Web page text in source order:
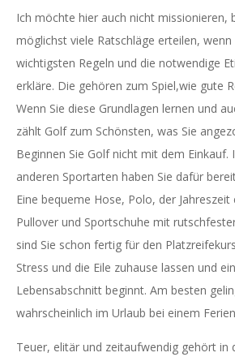
Ich möchte hier auch nicht missionieren,
möglichst viele Ratschläge erteilen, wenn
wichtigsten Regeln und die notwendige
erkläre. Die gehören zum Spiel,wie gute
Wenn Sie diese Grundlagen lernen und
zählt Golf zum Schönsten, was Sie
Beginnen Sie Golf nicht mit dem Einkauf.
anderen Sportarten haben Sie dafür
Eine bequeme Hose, Polo, der
Pullover und Sportschuhe mit
sind Sie schon fertig für den
Stress und die Eile zuhause lassen und
Lebensabschnitt beginnt. Am besten
wahrscheinlich im Urlaub bei einem
Teuer, elitär und zeitaufwendig gehört in